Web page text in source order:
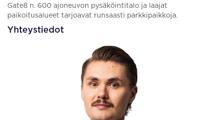
Gate8 n. 600 ajoneuvon pysäköintitalo ja laajat
paikoitusalueet tarjoavat runsaasti parkkipaikkoja.
Yhteystiedot